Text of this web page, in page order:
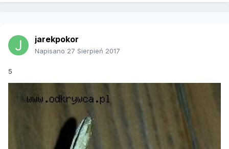
jarekpokor
Napisano 27 Sierpień 2017
5